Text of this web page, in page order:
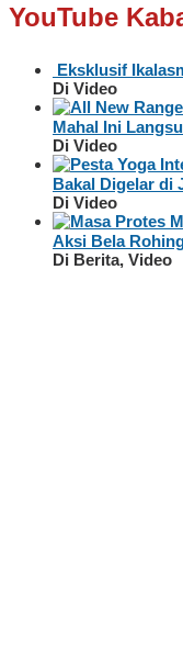
YouTube
Eksklusif
Di Video
Mahal Ini
Di Video
Bakal Digelar di
Di Video
Aksi Bela
Di Berita, Video